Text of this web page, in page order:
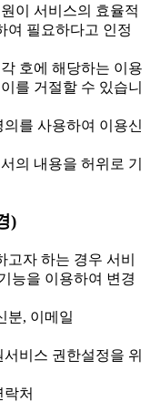
이 서비스의 효율적
여 필요하다고 인정
호에 해당하는 이용
를 거절할 수 있습니
의를 사용하여 이용신
의 내용을 허위로 기
)
자 하는 경우 서비
능을 이용하여 변경
분, 이메일
비스 권한설정을 위
처